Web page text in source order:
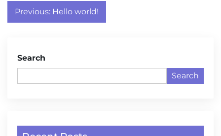
Post
navigation
Previous: Hello world!
Search
Search